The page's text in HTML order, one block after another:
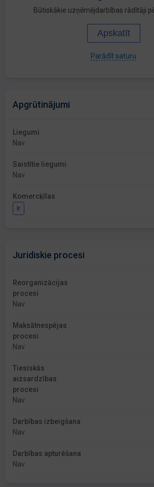
Būtiskākie uzņēmējdarbības rādītāji
Apskatīt
Parādīt saturu
Apgrūtinājumi
Liegumi
Nav
Saistītie liegumi
Nav
Komercķīlas
Ir
Juridiskie procesi
Reorganizācijas
procesi
Nav
Maksātnespējas
procesi
Nav
Tiesiskās
aizsardzības
procesi
Nav
Darbības izbeigšana
Nav
Darbības apturēšana
Nav